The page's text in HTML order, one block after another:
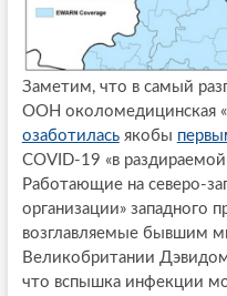
Заметим, что в самый
ООН околомедицинская
озаботиласьякобы
COVID-19 «в
Работающие на северо-
организации» западного
возглавляемые бывшим
Великобритании
что вспышка инфекции